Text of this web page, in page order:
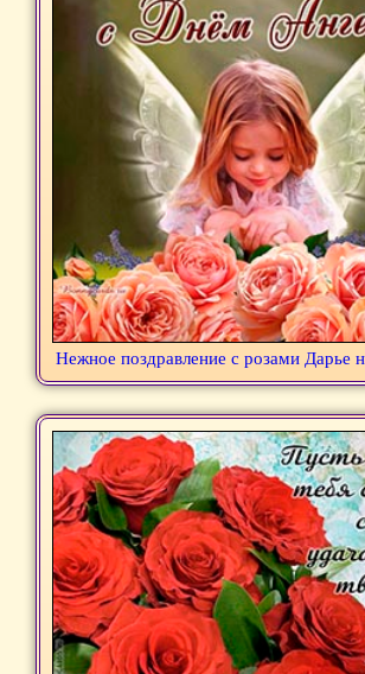
Нежное поздравление с розами Дарье